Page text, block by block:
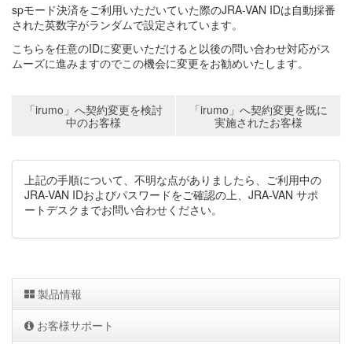
spモード決済をご利用いただいていた際のJRA-VAN IDは自動採番
された英数字がランダムで設定されています。
こちらを任意のIDに変更いただけると以後の問い合わせ対応がス
ムーズに進みますのでこの機会に変更をお勧めいたします。
「irumo」へ契約変更を検討
中のお客様
「irumo」へ契約変更を既に
実施されたお客様
上記の手順について、不明な点がありましたら、ご利用中の
JRA-VAN IDおよびパスワードをご確認の上、JRA-VAN サポ
ートデスクまでお問い合わせください。
製品情報
お客様サポート